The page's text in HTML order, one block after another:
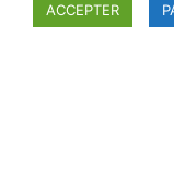
ACCEPTER